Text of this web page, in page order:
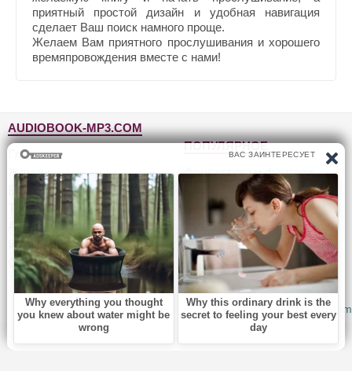
приятный простой дизайн и удобная навигация
сделает Ваш поиск намного проще.
Желаем Вам приятного прослушивания и хорошего
времяпровождения вместе с нами!
AUDIOBOOK-MP3.COM
Главная
Жанры
Блог
Топ-100
Авторы
Исполнители
Обратная связь
ПОПУЛЯРНОЕ
Фантастика и фэнтези
Детективы, триллеры
Для детей
Роман, проза
Приключения
Юмор, сатира
© 2010-2026Audiobook-mp3.com